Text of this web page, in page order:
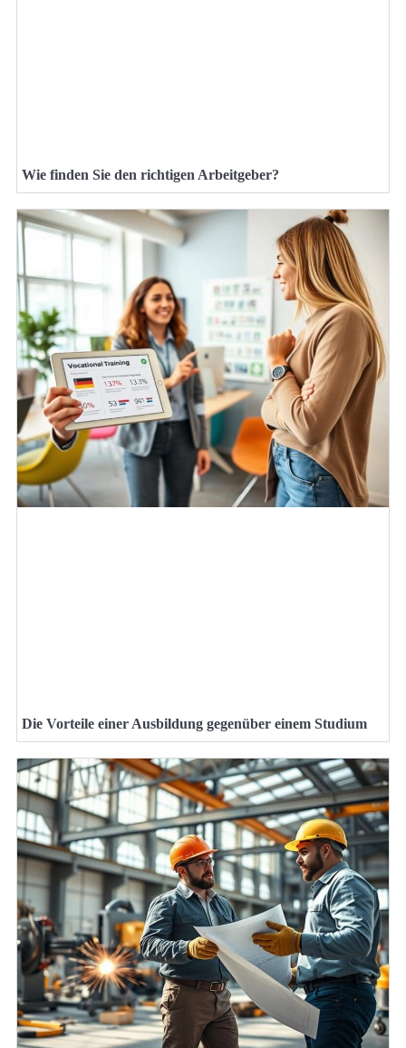
Wie finden Sie den richtigen Arbeitgeber?
Die Vorteile einer Ausbildung gegenüber einem Studium